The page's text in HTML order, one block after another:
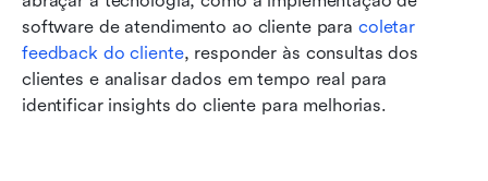
software de atendimento ao cliente para coletar
feedback do cliente, responder às consultas dos
clientes e analisar dados em tempo real para
identificar insights do cliente para melhorias.